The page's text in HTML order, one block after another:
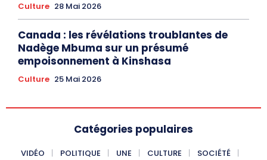
Culture 28 Mai 2026
Canada : les révélations troublantes de
Nadège Mbuma sur un présumé
empoisonnement à Kinshasa
Culture 25 Mai 2026
Catégories populaires
VIDÉO POLITIQUE UNE CULTURE
SOCIÉTÉ